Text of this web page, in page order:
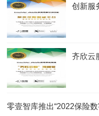
创新服
齐欣云
零壹智库推出“2022保险